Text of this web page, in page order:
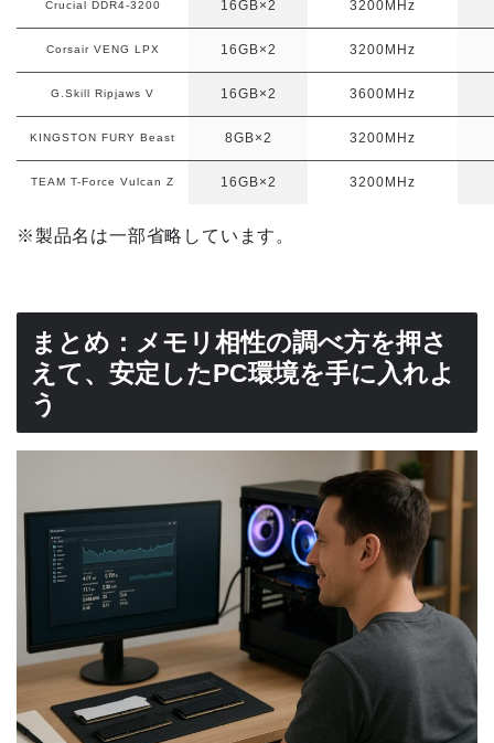
Crucial DDR4-3200 16GB×2 3200MHz
Corsair VENG LPX 16GB×2 3200MHz
G.Skill Ripjaws V 16GB×2 3600MHz
KINGSTON FURY Beast 8GB×2 3200MHz
TEAM T-Force Vulcan Z 16GB×2 3200MHz
※製品名は一部省略しています。
まとめ：メモリ相性の調べ方を押さ
えて、安定したPC環境を手に入れよ
う